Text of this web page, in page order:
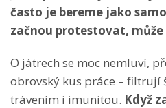
často je bereme jako
začnou protestovat, může
O játrech se moc nemluví,
obrovský kus práce – filtrují
trávením i imunitou. Když